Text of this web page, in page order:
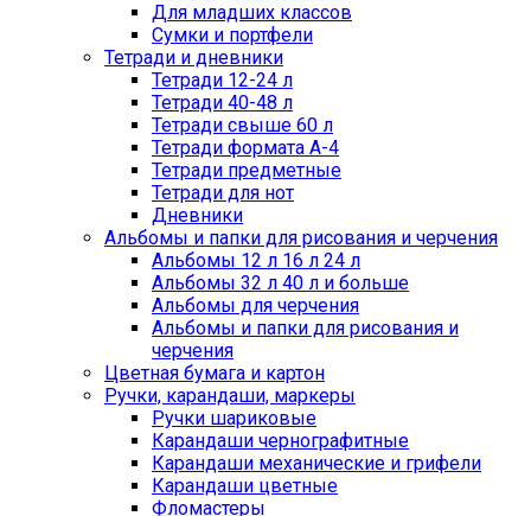
Для младших классов
Сумки и портфели
Тетради и дневники
Тетради 12-24 л
Тетради 40-48 л
Тетради свыше 60 л
Тетради формата А-4
Тетради предметные
Тетради для нот
Дневники
Альбомы и папки для рисования и черчения
Альбомы 12 л 16 л 24 л
Альбомы 32 л 40 л и больше
Альбомы для черчения
Альбомы и папки для рисования и
черчения
Цветная бумага и картон
Ручки, карандаши, маркеры
Ручки шариковые
Карандаши чернографитные
Карандаши механические и грифели
Карандаши цветные
Фломастеры